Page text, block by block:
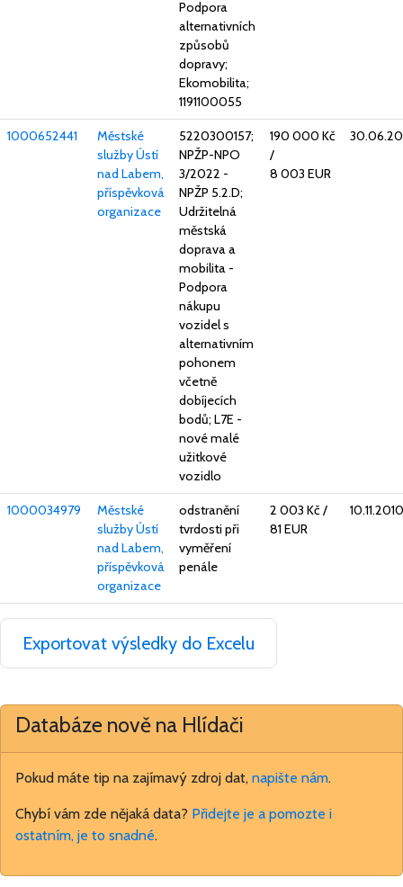
Podpora
alternativních
způsobů
dopravy;
Ekomobilita;
1191100055
1000652441
Městské
služby Ústí
nad Labem,
příspěvková
organizace
5220300157;
NPŽP-NPO
3/2022 -
NPŽP 5.2.D;
Udržitelná
městská
doprava a
mobilita -
Podpora
nákupu
vozidel s
alternativním
pohonem
včetně
dobíjecích
bodů; L7E -
nové malé
užitkové
vozidlo
190 000 Kč
/
8 003 EUR
1000034979
Městské
služby Ústí
nad Labem,
příspěvková
organizace
odstranění
tvrdosti při
vyměření
penále
2 003 Kč /
81 EUR
10.11.2010
Exportovat výsledky do Excelu
Databáze nově na Hlídači
Pokud máte tip na zajímavý zdroj dat, napište nám.
Chybí vám zde nějaká data? Přidejte je a pomozte i
ostatním, je to snadné.